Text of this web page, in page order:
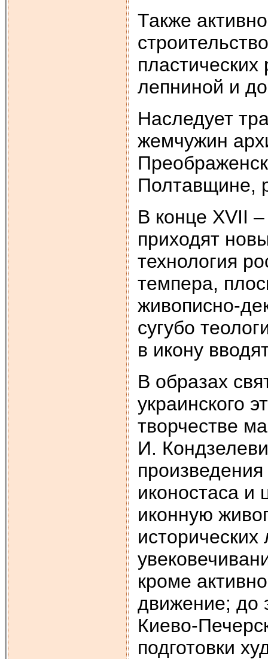
Также
лепниной и
Наследует
жемчужин
Полтавщине,
В конце XVII
приходят
технология
темпера,
живописно-
сугубо
в икону
В образах
украинского
творчестве
И.
иконостаса и
иконную
исторических
кроме
движение; до
Киево-
подготовки